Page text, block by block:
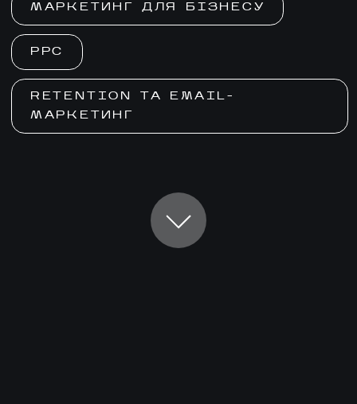
МАРКЕТИНГ ДЛЯ БІЗНЕСУ
PPC
RETENTION ТА EMAIL-
МАРКЕТИНГ